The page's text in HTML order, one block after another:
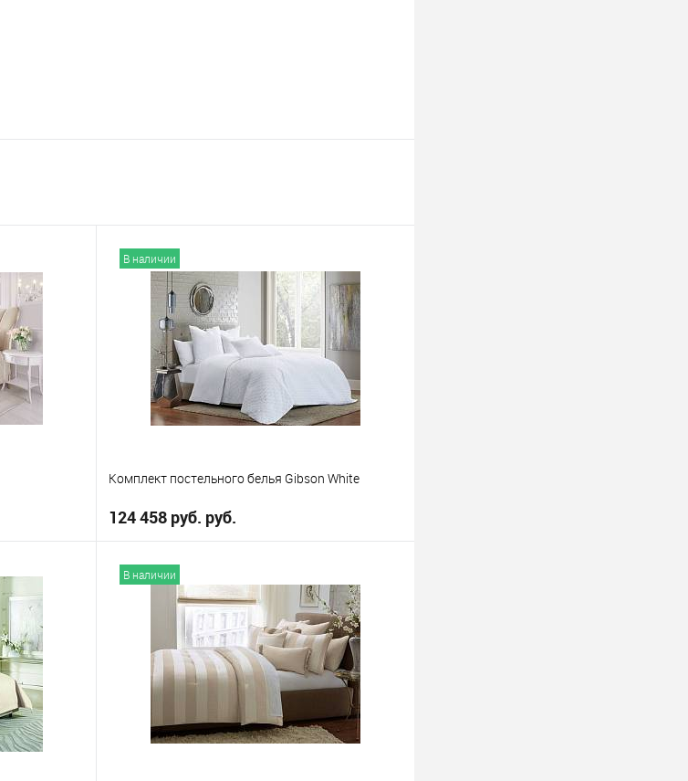
В наличии
Комплект постельного белья Gibson White
124 458 руб. руб.
В избранное
Выберите
King Queen
В наличии